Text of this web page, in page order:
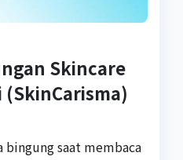
Skincare
bingung saat membaca